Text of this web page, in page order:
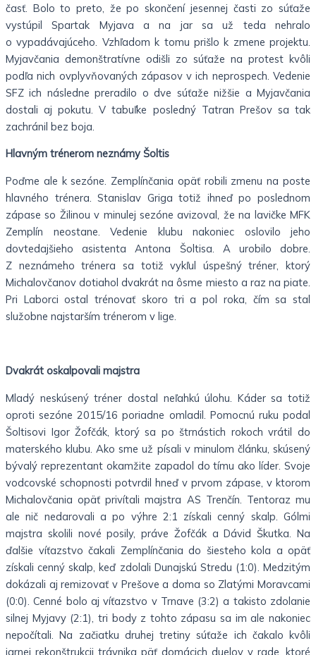
časť. Bolo to preto, že po skončení jesennej časti zo súťaže
vystúpil Spartak Myjava a na jar sa už teda nehralo
o vypadávajúceho. Vzhľadom k tomu prišlo k zmene projektu.
Myjavčania demonštratívne odišli zo súťaže na protest kvôli
podľa nich ovplyvňovaných zápasov v ich neprospech. Vedenie
SFZ ich následne preradilo o dve súťaže nižšie a Myjavčania
dostali aj pokutu. V tabuľke posledný Tatran Prešov sa tak
zachránil bez boja.
Hlavným trénerom neznámy Šoltis
Poďme ale k sezóne. Zemplínčania opäť robili zmenu na poste
hlavného trénera. Stanislav Griga totiž ihneď po poslednom
zápase so Žilinou v minulej sezóne avizoval, že na lavičke MFK
Zemplín neostane. Vedenie klubu nakoniec oslovilo jeho
dovtedajšieho asistenta Antona Šoltisa. A urobilo dobre.
Z neznámeho trénera sa totiž vykľul úspešný tréner, ktorý
Michalovčanov dotiahol dvakrát na ôsme miesto a raz na piate.
Pri Laborci ostal trénovať skoro tri a pol roka, čím sa stal
služobne najstarším trénerom v lige.
Dvakrát oskalpovali majstra
Mladý neskúsený tréner dostal neľahkú úlohu. Káder sa totiž
oproti sezóne 2015/16 poriadne omladil. Pomocnú ruku podal
Šoltisovi Igor Žofčák, ktorý sa po štrnástich rokoch vrátil do
materského klubu. Ako sme už písali v minulom článku, skúsený
bývalý reprezentant okamžite zapadol do tímu ako líder. Svoje
vodcovské schopnosti potvrdil hneď v prvom zápase, v ktorom
Michalovčania opäť privítali majstra AS Trenčín. Tentoraz mu
ale nič nedarovali a po výhre 2:1 získali cenný skalp. Gólmi
majstra skolili nové posily, práve Žofčák a Dávid Škutka. Na
ďalšie víťazstvo čakali Zemplínčania do šiesteho kola a opäť
získali cenný skalp, keď zdolali Dunajskú Stredu (1:0). Medzitým
dokázali aj remizovať v Prešove a doma so Zlatými Moravcami
(0:0). Cenné bolo aj víťazstvo v Trnave (3:2) a takisto zdolanie
silnej Myjavy (2:1), tri body z tohto zápasu sa im ale nakoniec
nepočítali. Na začiatku druhej tretiny súťaže ich čakalo kvôli
jarnej rekonštrukcii trávnika päť domácich duelov v rade, ktoré